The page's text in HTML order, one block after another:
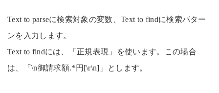
Text to parseに検索対象の変数、Text to findに検索パター
ンを入力します。
Text to findには、「正規表現」を使います。この場合
は、「\n御請求額.*円[\r\n]」とします。